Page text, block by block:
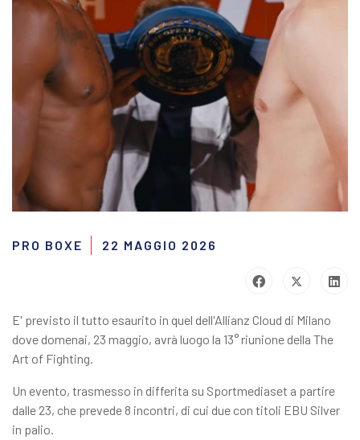
PRO BOXE 22 MAGGIO 2026
E' previsto il tutto esaurito in quel dell'Allianz Cloud di Milano
dove domenai, 23 maggio, avrà luogo la 13° riunione della The
Art of Fighting.
Un evento, trasmesso in differita su Sportmediaset a partire
dalle 23, che prevede 8 incontri, di cui due con titoli EBU Silver
in palio.